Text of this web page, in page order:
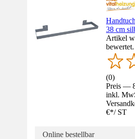
38 cm
Artikel
bewertet.
(0)
Preis —
inkl.
€*/ ST
Online bestellbar